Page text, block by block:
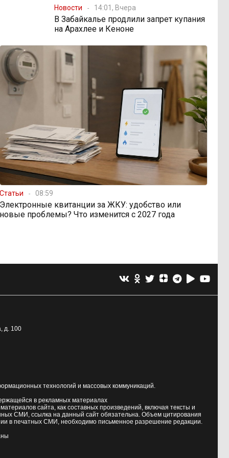
Новости 14:01, Вчера
В Забайкалье продлили запрет купания
на Арахлее и Кеноне
Статьи 08:59
Электронные квитанции за ЖКУ: удобство или
новые проблемы? Что изменится с 2027 года
д. 100
технологий и массовых коммуникаций.
в рекламных материалах
сайта, как составных произведений, включая тексты и
СМИ, ссылка на данный сайт обязательна. Объем цитирования
в печатных СМИ, необходимо письменное разрешение редакции.